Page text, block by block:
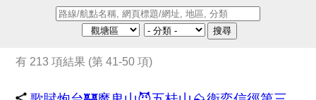
搜尋
有 213 項結果 (第 41-50 項)